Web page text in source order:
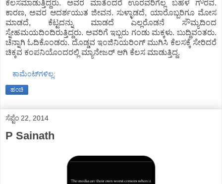
ಕೆಲಸಮಾಡುತ್ತಿದ್ದರು. ಅವರ ಮಾತೆಂದರೆ ಊರವರಿಗೆಲ್ಲ ಬಹಳ ಗೌರವ.
ಕಾರಣ, ಅವರ ಆದರ್ಶಯುತ ಜೀವನ. ಸುಳ್ಳಾಡದೆ, ಯಾರೊಬ್ಬರಿಗೂ ಮೋಸ
ಮಾಡದೆ, ಕೆಟ್ಟದನ್ನು ಮಾಡದೆ ಎಲ್ಲರೊಡನೆ ಸೌಮ್ಯದಿಂದ
ಸ್ನೇಹಮಯದಿಂದಿರುತ್ತಿದ್ದರು. ಅವರಿಗೆ ಇಬ್ಬರು ಗಂಡು ಮಕ್ಕಳು. ಬುದ್ಧಿವಂತರು.
ಚೆನ್ನಾಗಿ ಓದಿಕೊಂಡರು. ದೊಡ್ಡವ ಇಂಜಿನಿಯರಿಂಗ್ ಮುಗಿಸಿ ಕೆಲಸಕ್ಕೆ ಸೇರಿದರೆ
ಚಿಕ್ಕವ ಕಂಪನಿಯೊಂದರಲ್ಲಿ ಮ್ಯಾನೇಜರ್ ಆಗಿ ಕೆಲಸ ಮಾಡುತ್ತಿದ್ದ.
ಕಾಮೆಂಟ್‌ಗಳಿಲ್ಲ:
ಹಂಚಿ
ಸೆಪ್ಟೆಂ 22, 2014
P Sainath